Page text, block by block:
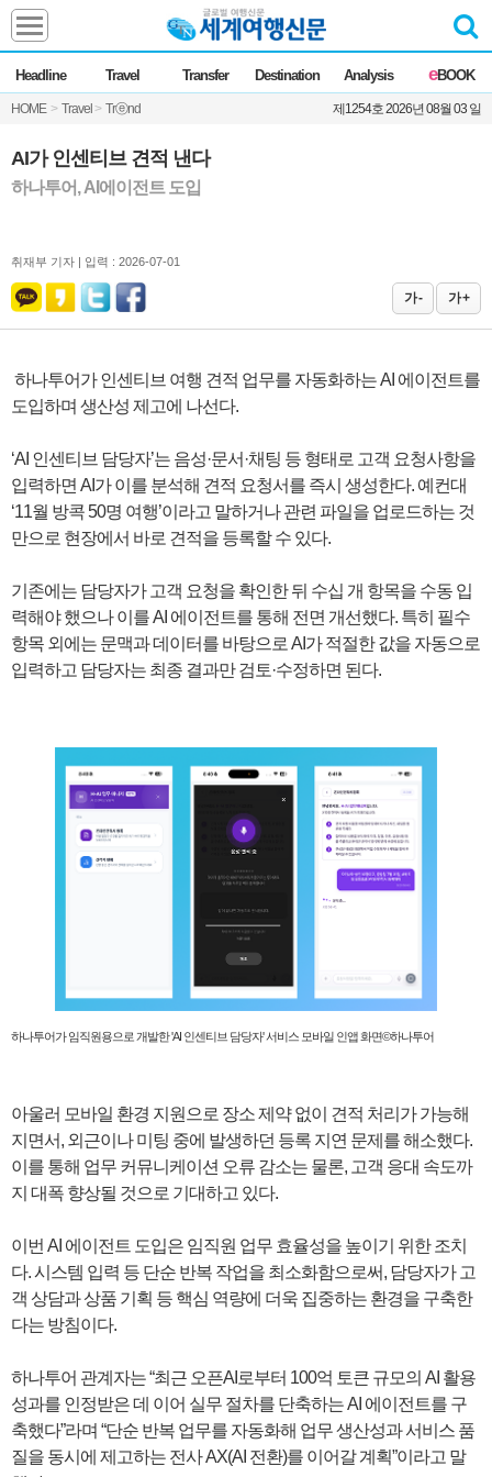
Headline Travel Transfer Destination Analysis eBOOK
HOME > Travel > Trⓔnd 제1254호 2026년 08월 03 일
Headline
전체 News
Commentary Opinion
Focus Marketing
ZoomIn
Transfer
AI가 인센티브 견적 낸다
하나투어, AI에이전트 도입
취재부 기자 | 입력 : 2026-07-01
가 - 가 +
하나투어가 인센티브 여행 견적 업무를 자동화하는 AI 에이전트를
도입하며 생산성 제고에 나선다.
‘AI 인센티브 담당자’는 음성·문서·채팅 등 형태로 고객 요청사항을
입력하면 AI가 이를 분석해 견적 요청서를 즉시 생성한다. 예컨대
‘11월 방콕 50명 여행’이라고 말하거나 관련 파일을 업로드하는 것
만으로 현장에서 바로 견적을 등록할 수 있다.
기존에는 담당자가 고객 요청을 확인한 뒤 수십 개 항목을 수동 입
력해야 했으나 이를 AI 에이전트를 통해 전면 개선했다. 특히 필수
항목 외에는 문맥과 데이터를 바탕으로 AI가 적절한 값을 자동으로
입력하고 담당자는 최종 결과만 검토·수정하면 된다.
하나투어가 임직원용으로 개발한 'AI 인센티브 담당자' 서비스 모바일 인앱 화면©하나투어
아울러 모바일 환경 지원으로 장소 제약 없이 견적 처리가 가능해
지면서, 외근이나 미팅 중에 발생하던 등록 지연 문제를 해소했다.
이를 통해 업무 커뮤니케이션 오류 감소는 물론, 고객 응대 속도까
지 대폭 향상될 것으로 기대하고 있다.
이번 AI 에이전트 도입은 임직원 업무 효율성을 높이기 위한 조치
다. 시스템 입력 등 단순 반복 작업을 최소화함으로써, 담당자가 고
객 상담과 상품 기획 등 핵심 역량에 더욱 집중하는 환경을 구축한
다는 방침이다.
하나투어 관계자는 “최근 오픈AI로부터 100억 토큰 규모의 AI 활용
성과를 인정받은 데 이어 실무 절차를 단축하는 AI 에이전트를 구
축했다”라며 “단순 반복 업무를 자동화해 업무 생산성과 서비스 품
질을 동시에 제고하는 전사 AX(AI 전환)를 이어갈 계획”이라고 말